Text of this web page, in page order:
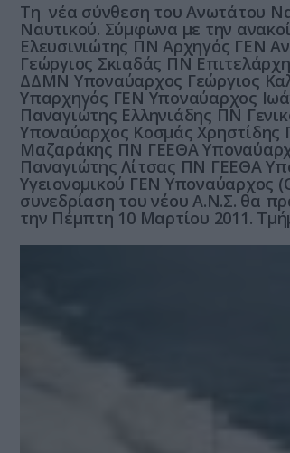
Τη νέα σύνθεση του Ανωτάτου
Ναυτικού. Σύμφωνα με την
Ελευσινιώτης ΠΝ Αρχηγός ΓΕΝ
Γεώργιος Σκιαδάς ΠΝ
ΔΔΜΝ Υποναύαρχος Γεώργιος
Υπαρχηγός ΓΕΝ Υποναύαρχος
Παναγιώτης Ελληνιάδης ΠΝ
Υποναύαρχος Κοσμάς
Μαζαράκης ΠΝ ΓΕΕΘΑ
Παναγιώτης Λίτσας ΠΝ ΓΕΕΘΑ
Υγειονομικού ΓΕΝ
συνεδρίαση του νέου Α.Ν.Σ. θα
την Πέμπτη 10 Μαρτίου 2011.